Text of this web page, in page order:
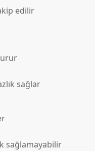
edilir
sağlar
sağlamayabilir